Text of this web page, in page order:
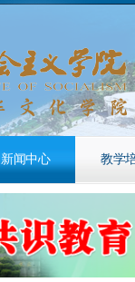
新闻中心 教学